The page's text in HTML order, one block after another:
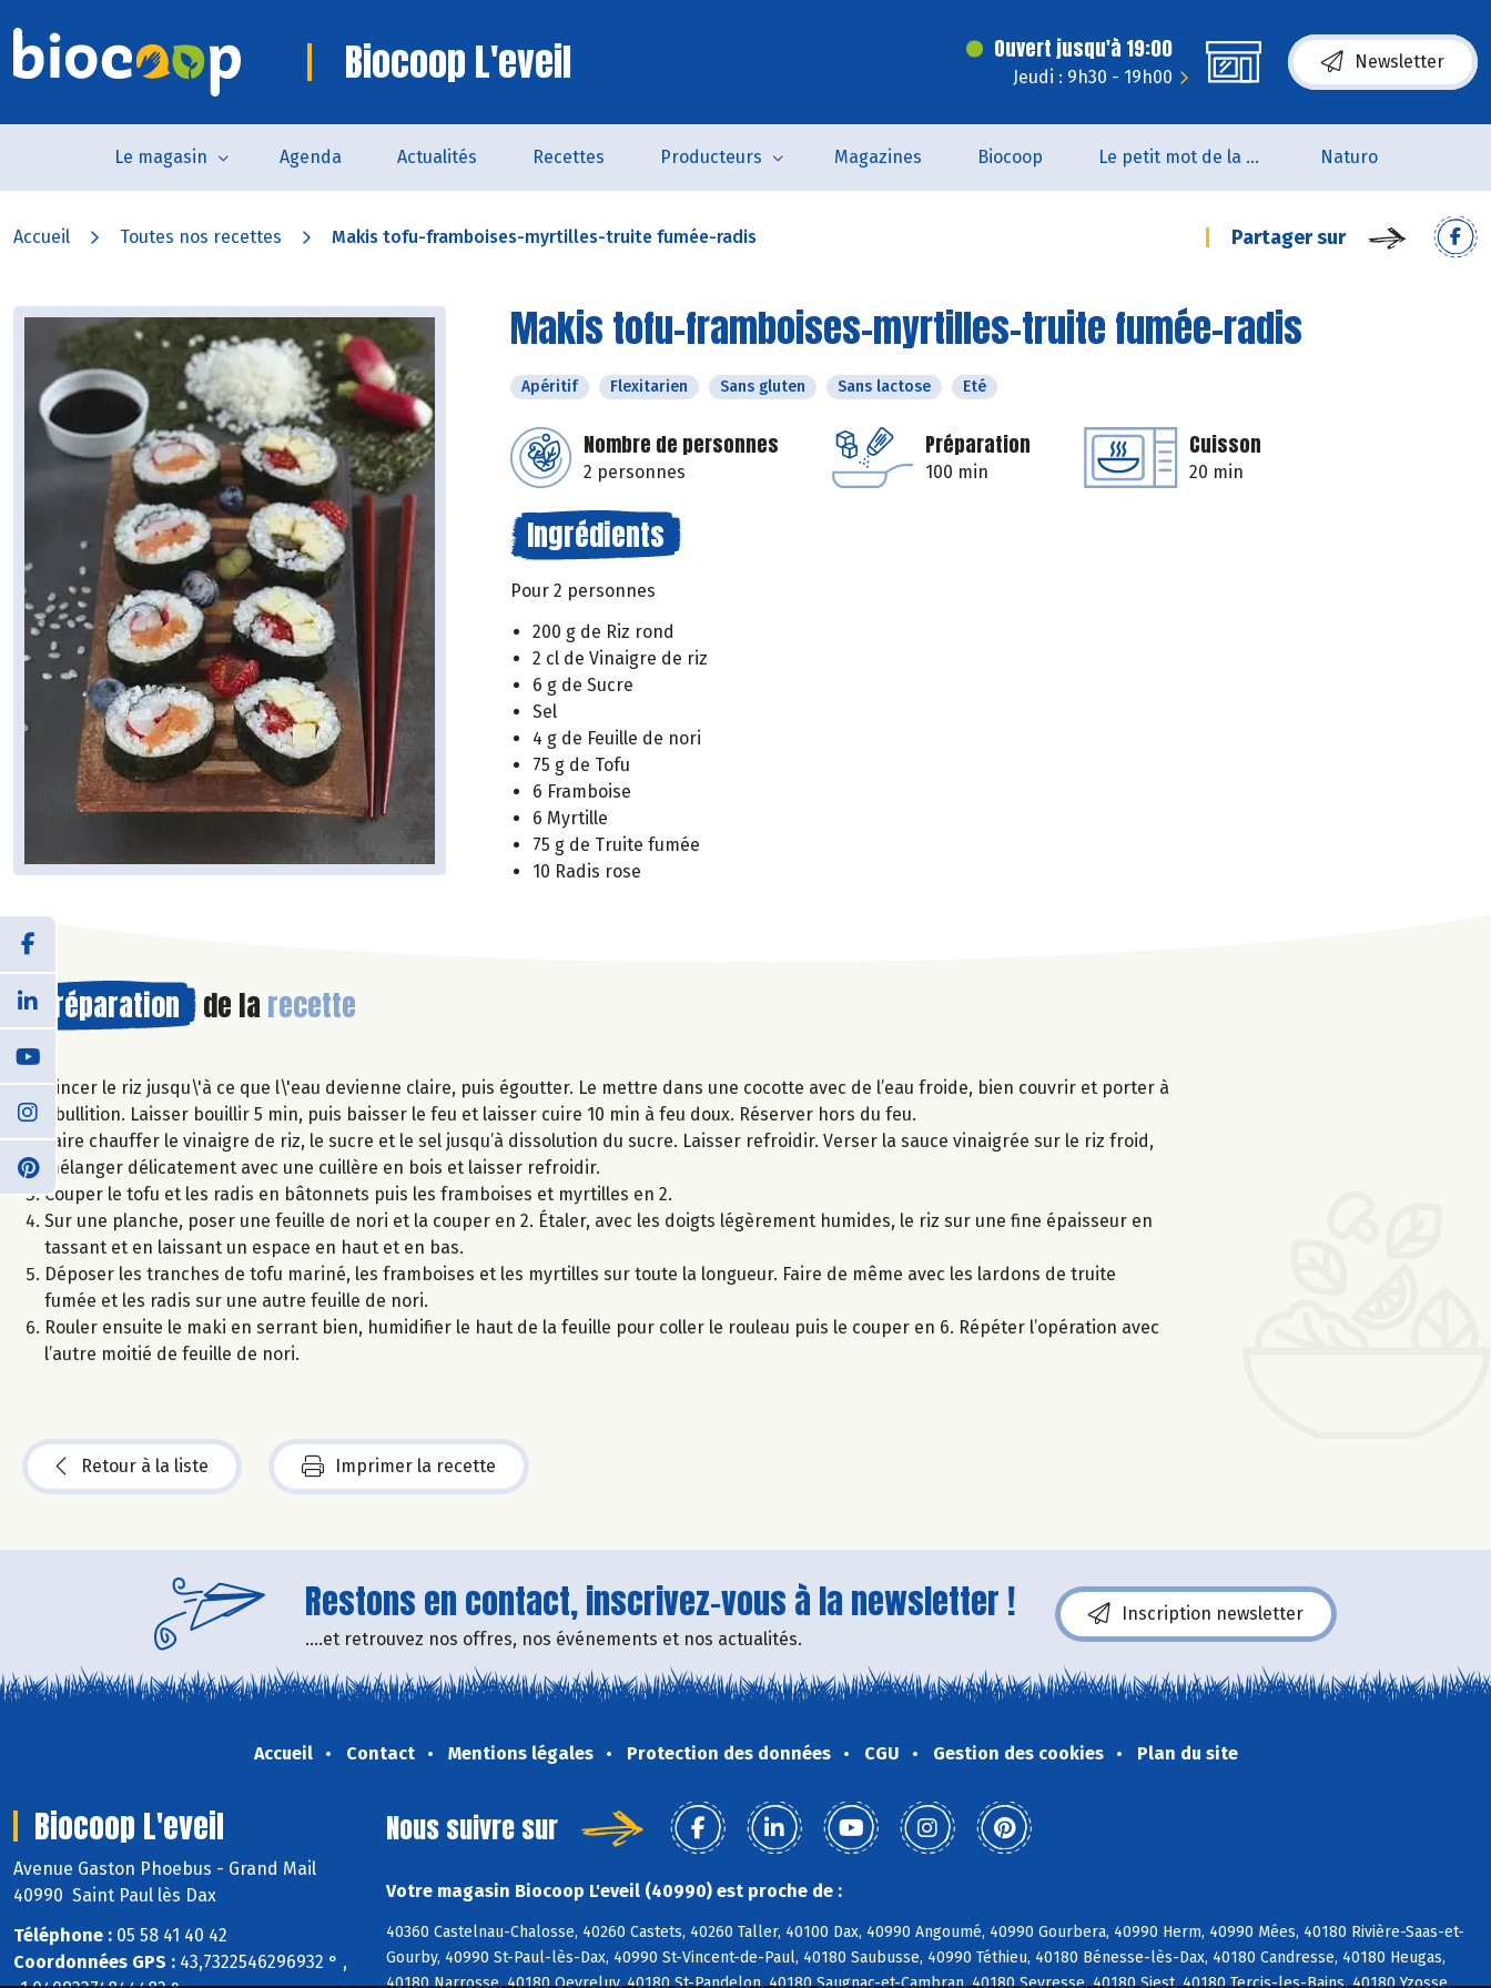
Biocoop L'eveil Ouvert jusqu'à 19:00
Jeudi : 9h30 - 19h00
Newsletter
Le magasin Agenda Actualités Recettes Producteurs Magazines Biocoop Le petit mot de la naturo Naturo
Accueil Toutes nos recettes Makis tofu-framboises-myrtilles-truite fumée-radis Partager sur
Makis tofu-framboises-myrtilles-truite fumée-radis
Apéritif Flexitarien Sans gluten Sans lactose Eté
Nombre de personnes
2 personnes
Préparation
100 min
Cuisson
20 min
Ingrédients
Pour 2 personnes
200 g de Riz rond
2 cl de Vinaigre de riz
6 g de Sucre
Sel
4 g de Feuille de nori
75 g de Tofu
6 Framboise
6 Myrtille
75 g de Truite fumée
10 Radis rose
Préparation de la recette
Rincer le riz jusqu\'à ce que l\'eau devienne claire, puis égoutter. Le mettre dans une cocotte avec de l’eau froide, bien couvrir et porter à
ébullition. Laisser bouillir 5 min, puis baisser le feu et laisser cuire 10 min à feu doux. Réserver hors du feu.
Faire chauffer le vinaigre de riz, le sucre et le sel jusqu’à dissolution du sucre. Laisser refroidir. Verser la sauce vinaigrée sur le riz froid,
mélanger délicatement avec une cuillère en bois et laisser refroidir.
Couper le tofu et les radis en bâtonnets puis les framboises et myrtilles en 2.
Sur une planche, poser une feuille de nori et la couper en 2. Étaler, avec les doigts légèrement humides, le riz sur une fine épaisseur en
tassant et en laissant un espace en haut et en bas.
Déposer les tranches de tofu mariné, les framboises et les myrtilles sur toute la longueur. Faire de même avec les lardons de truite
fumée et les radis sur une autre feuille de nori.
Rouler ensuite le maki en serrant bien, humidifier le haut de la feuille pour coller le rouleau puis le couper en 6. Répéter l’opération avec
l’autre moitié de feuille de nori.
Retour à la liste Imprimer la recette
Restons en contact, inscrivez-vous à la newsletter !
....et retrouvez nos offres, nos événements et nos actualités.
Inscription newsletter
Accueil Contact Mentions légales Protection des données CGU Gestion des cookies Plan du site
Biocoop L'eveil
Avenue Gaston Phoebus - Grand Mail
40990 Saint Paul lès Dax
Téléphone : 05 58 41 40 42
Coordonnées GPS : 43,7322546296932 ° ,
Nous suivre sur
Votre magasin Biocoop L'eveil (40990) est proche de :
40360 Castelnau-Chalosse, 40260 Castets, 40260 Taller, 40100 Dax, 40990 Angoumé, 40990 Gourbera, 40990 Herm, 40990 Mées, 40180 Rivière-Saas-et-
Gourby, 40990 St-Paul-lès-Dax, 40990 St-Vincent-de-Paul, 40180 Saubusse, 40990 Téthieu, 40180 Bénesse-lès-Dax, 40180 Candresse, 40180 Heugas,
40180 Narrosse, 40180 Oeyreluy, 40180 St-Pandelon, 40180 Saugnac-et-Cambran, 40180 Seyresse, 40180 Siest, 40180 Tercis-les-Bains, 40180 Yzosse,